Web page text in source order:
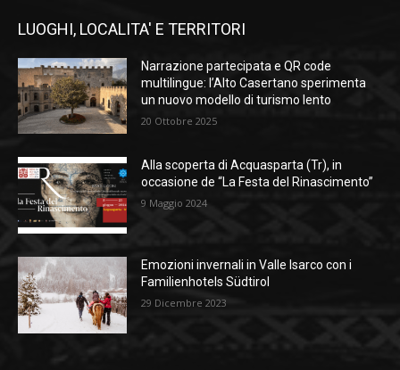
LUOGHI, LOCALITA' E TERRITORI
Narrazione partecipata e QR code
multilingue: l’Alto Casertano sperimenta
un nuovo modello di turismo lento
20 Ottobre 2025
Alla scoperta di Acquasparta (Tr), in
occasione de “La Festa del Rinascimento”
9 Maggio 2024
Emozioni invernali in Valle Isarco con i
Familienhotels Südtirol
29 Dicembre 2023